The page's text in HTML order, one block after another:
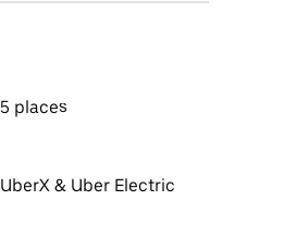
5 places
UberX & Uber Electric